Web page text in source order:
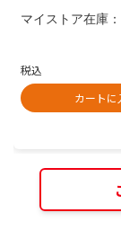
マイストア在庫：
税込
カートに